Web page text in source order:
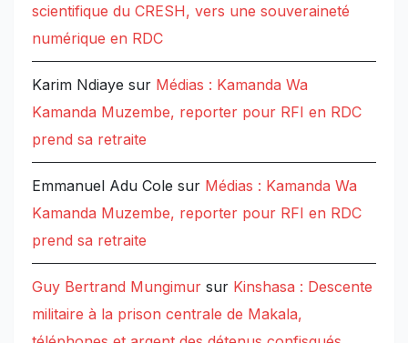
scientifique du CRESH, vers une souveraineté
numérique en RDC
Karim Ndiaye sur Médias : Kamanda Wa
Kamanda Muzembe, reporter pour RFI en RDC
prend sa retraite
Emmanuel Adu Cole sur Médias : Kamanda Wa
Kamanda Muzembe, reporter pour RFI en RDC
prend sa retraite
Guy Bertrand Mungimur sur Kinshasa : Descente
militaire à la prison centrale de Makala,